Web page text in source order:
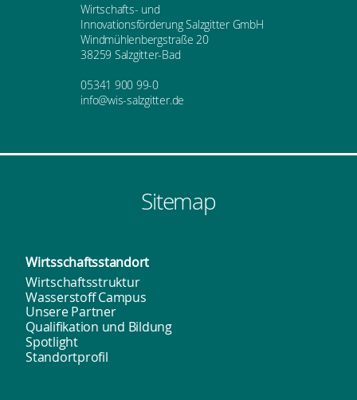
Wirtschafts- und
Innovationsförderung Salzgitter GmbH
Windmühlenbergstraße 20
38259 Salzgitter-Bad
05341 900 99-0
info@wis-salzgitter.de
Sitemap
Wirtsschafts­standort
Wirtschaftsstruktur
Wasserstoff Campus
Unsere Partner
Qualifikation und Bildung
Spotlight
Standortprofil